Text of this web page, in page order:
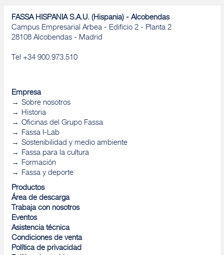
FASSA HISPANIA S.A.U. (Hispania) - Alcobendas
Campus Empresarial Arbea - Edificio 2 - Planta 2
28108 Alcobendas - Madrid
Tel +34 900.973.510
Empresa
Sobre nosotros
Historia
Oficinas del Grupo Fassa
Fassa I-Lab
Sostenibilidad y medio ambiente
Fassa para la cultura
Formación
Fassa y deporte
Productos
Área de descarga
Trabaja con nosotros
Eventos
Asistencia técnica
Condiciones de venta
Política de privacidad